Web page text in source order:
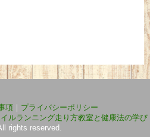
項｜ プライバシーポリシー
イルランニング走り方教室と健康法の学び
rights reserved.